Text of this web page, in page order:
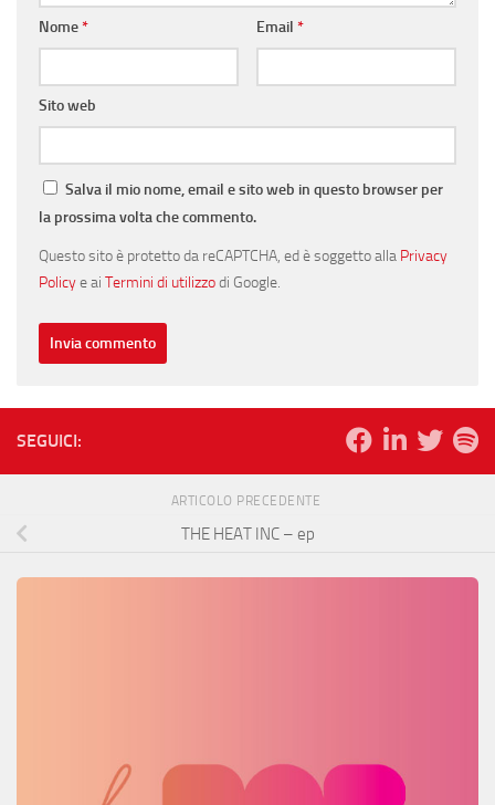
Nome* Email *
Sito web
Salva il mio nome, email e sito web in questo browser per
la prossima volta che commento.
Questo sito è protetto da reCAPTCHA, ed è soggetto alla Privacy
Policye ai Termini di utilizzodi Google.
SEGUICI:
ARTICOLO PRECEDENTE
THE HEAT INC – ep